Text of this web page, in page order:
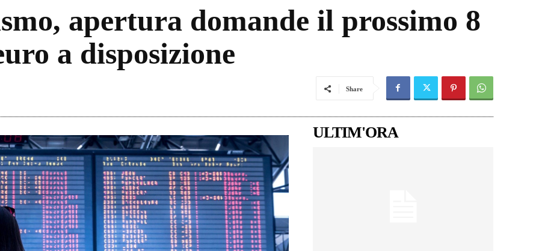
apertura domande il prossimo 8
a disposizione
Share
ULTIM'ORA